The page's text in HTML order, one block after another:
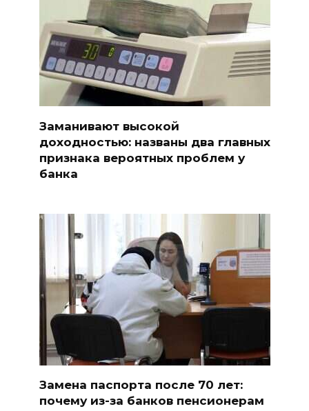
Заманивают высокой
доходностью: названы два главных
признака вероятных проблем у
банка
Замена паспорта после 70 лет:
почему из-за банков пенсионерам